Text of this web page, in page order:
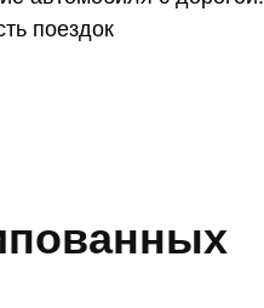
поездок